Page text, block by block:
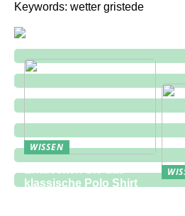
Keywords: wetter gristede
WISSEN
klassische Polo Shirt